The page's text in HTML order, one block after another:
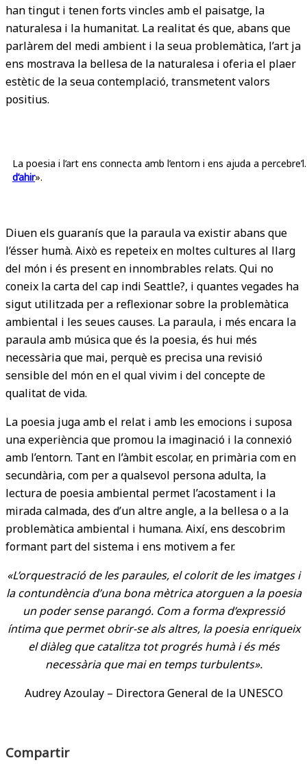
han tingut i tenen forts vincles amb el paisatge, la
naturalesa i la humanitat. La realitat és que, abans que
parlàrem del medi ambient i la seua problemàtica, l’art ja
ens mostrava la bellesa de la naturalesa i oferia el plaer
estètic de la seua contemplació, transmetent valors
positius.
La poesia i l’art ens connecta amb l’entorn i ens ajuda a
d’ahir».
Diuen els guaranís que la paraula va existir abans que
l’ésser humà. Això es repeteix en moltes cultures al llarg
del món i és present en innombrables relats. Qui no
coneix la carta del cap indi Seattle?, i quantes vegades ha
sigut utilitzada per a reflexionar sobre la problemàtica
ambiental i les seues causes. La paraula, i més encara la
paraula amb música que és la poesia, és hui més
necessària que mai, perquè es precisa una revisió
sensible del món en el qual vivim i del concepte de
qualitat de vida.
La poesia juga amb el relat i amb les emocions i suposa
una experiència que promou la imaginació i la connexió
amb l’entorn. Tant en l’àmbit escolar, en primària com en
secundària, com per a qualsevol persona adulta, la
lectura de poesia ambiental permet l’acostament i la
mirada calmada, des d’un altre angle, a la bellesa o a la
problemàtica ambiental i humana. Així, ens descobrim
formant part del sistema i ens motivem a fer.
«L’orquestració de les paraules, el colorit de les imatges i
la contundència d’una bona mètrica atorguen a la poesia
un poder sense parangó. Com a forma d’expressió
íntima que permet obrir-se als altres, la poesia enriqueix
el diàleg que catalitza tot progrés humà i és més
necessària que mai en temps turbulents».
Audrey Azoulay – Directora General de la UNESCO
Compartir